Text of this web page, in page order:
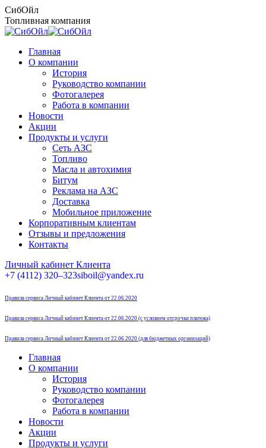
Перейти
к
содержанию
СибОйл
Топливная компания
Главная
О компании
История
Руководство компании
Фотогалерея
Работа в компании
Новости
Акции
Продукты и услуги
Сеть АЗС
Топливо
Масла и автохимия
Битум
Реклама на АЗС
Доставка
Мобильное приложение
Корпоративным клиентам
Отзывы и предложения
Контакты
Личный кабинет Клиента
Страница
открывается
новом
Страница
открывается
новом
Страница
открывается
новом
Страница
открывается
новом
+7 (4112) 320–323siboil@yandex.ru
Правила сервиса Личный кабинет Клиента от 22.06.2020
Правила сервиса Личный кабинет Клиента от 22.06.2020 (с условием отсрочки платежа)
Правила сервиса Личный кабинет Клиента от 22.06.2020 (для бюджетных организаций)
Главная
О компании
История
Руководство компании
Фотогалерея
Работа в компании
Новости
Акции
Продукты и услуги